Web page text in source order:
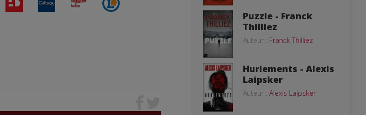
Puzzle - Franck
Thilliez
Auteur : Franck Thilliez
Hurlements - Alexis
Laipsker
Auteur : Alexis Laipsker